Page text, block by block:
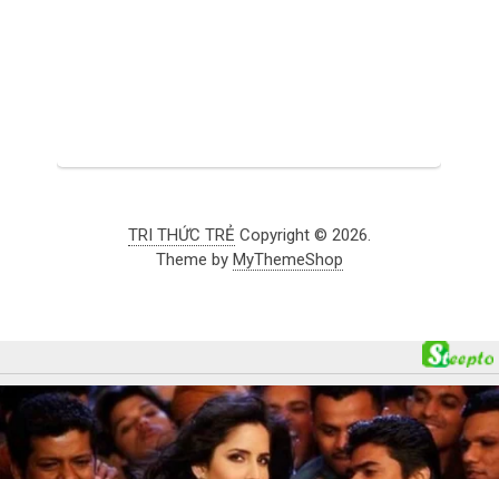
TRI THỨC TRẺ Copyright © 2026.
Theme by MyThemeShop